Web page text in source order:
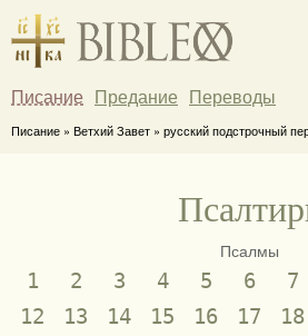
Писание Предание Переводы
Писание » Ветхий Завет » русский подстрочный
Псалмы
1 2 3 4 5 6 7
12
13 14 15 16 17 18